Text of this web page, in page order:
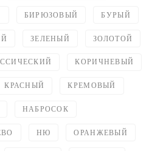
БИРЮЗОВЫЙ БУРЫЙ
ЗЕЛЕНЫЙ ЗОЛОТОЙ
КОРИЧНЕВЫЙ
КРАСНЫЙ КРЕМОВЫЙ
НАБРОСОК
НЮ ОРАНЖЕВЫЙ